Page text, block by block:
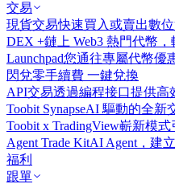
交易
現貨交易快速買入或賣出數
DEX +鏈上 Web3 熱門代幣，
Launchpad您通往專屬代幣優
閃兌零手續費 一鍵兌換
API交易透過編程接口提供高
Toobit SynapseAI 驅動的全新
Toobit x TradingView嶄新模式
Agent Trade KitAI Agent，建
福利
跟單